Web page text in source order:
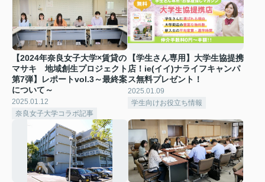
【2024年奈良女子大学×賃貸の
マサキ 地域創生プロジェクト
第7弾】レポートvol.3～最終案
について～
2025.01.12
奈良女子大学コラボ記事
【学生さん専用】大学生協提携
店！ie(イイ)ナライフキャンパ
ス無料プレゼント！
2025.01.09
学生向けお役立ち情報